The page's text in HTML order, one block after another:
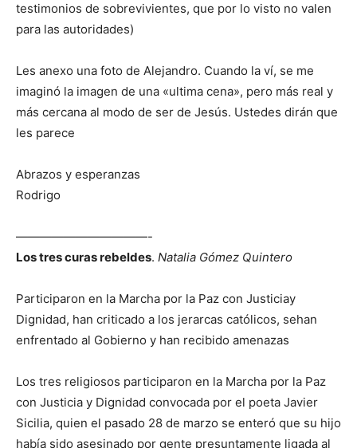
testimonios de sobrevivientes, que por lo visto no valen
para las autoridades)
Les anexo una foto de Alejandro. Cuando la ví, se me
imaginó la imagen de una «ultima cena», pero más real y
más cercana al modo de ser de Jesús. Ustedes dirán que
les parece
Abrazos y esperanzas
Rodrigo
———————————-
Los tres curas rebeldes. Natalia Gómez Quintero
Participaron en la Marcha por la Paz con Justiciay
Dignidad, han criticado a los jerarcas católicos, sehan
enfrentado al Gobierno y han recibido amenazas
Los tres religiosos participaron en la Marcha por la Paz
con Justicia y Dignidad convocada por el poeta Javier
Sicilia, quien el pasado 28 de marzo se enteró que su hijo
había sido asesinado por gente presuntamente ligada al